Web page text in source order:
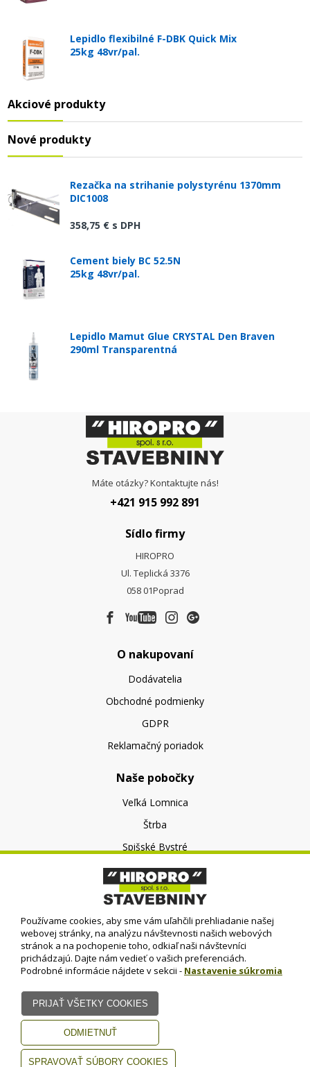
Lepidlo flexibilné F-DBK Quick Mix
25kg 48vr/pal.
Akciové produkty
Nové produkty
Rezačka na strihanie polystyrénu 1370mm
DIC1008
358,75 € s DPH
Cement biely BC 52.5N
25kg 48vr/pal.
Lepidlo Mamut Glue CRYSTAL Den Braven
290ml Transparentná
Máte otázky? Kontaktujte nás!
+421 915 992 891
Sídlo firmy
HIROPRO
Ul. Teplická 3376
058 01Poprad
O nakupovaní
Dodávatelia
Obchodné podmienky
GDPR
Reklamačný poriadok
Naše pobočky
Veľká Lomnica
Štrba
Spišské Bystré
O nás
O spoločnosti
Kontakt
© HIROPRO, spol. s r.o.
Používame cookies, aby sme vám uľahčili prehliadanie našej
webovej stránky, na analýzu návštevnosti našich webových
stránok a na pochopenie toho, odkiaľ naši návštevníci
prichádzajú. Dajte nám vedieť o vašich preferenciách.
Podrobné informácie nájdete v sekcii - Nastavenie súkromia